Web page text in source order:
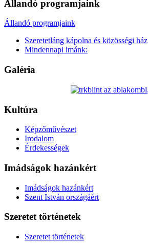
Állandó programjaink
Állandó programjaink
Szeretetláng kápolna és közösségi ház
Mindennapi imánk:
Galéria
Kultúra
Képzőművészet
Irodalom
Érdekességek
Imádságok hazánkért
Imádságok hazánkért
Szent István országáért
Szeretet történetek
Szeretet történetek